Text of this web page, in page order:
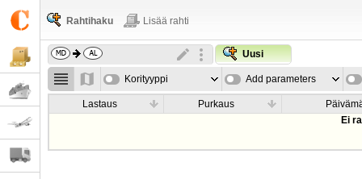
Rahtihaku Lisää rahti
Uusi
Korityyppi Add parameters
Lastaus Purkaus
Ei